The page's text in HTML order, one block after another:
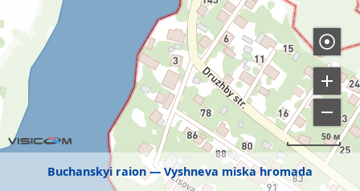
Buchanskyi raion Vyshneva miska hromada
50 м